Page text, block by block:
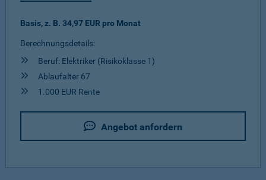
Basis, z. B. 34,97 EUR pro Monat
Berechnungsdetails:
Beruf: Elektriker (Risikoklasse 1)
Ablaufalter 67
1.000 EUR Rente
Angebot anfordern